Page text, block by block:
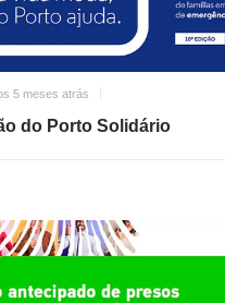
5 meses atrás
do Porto Solidário